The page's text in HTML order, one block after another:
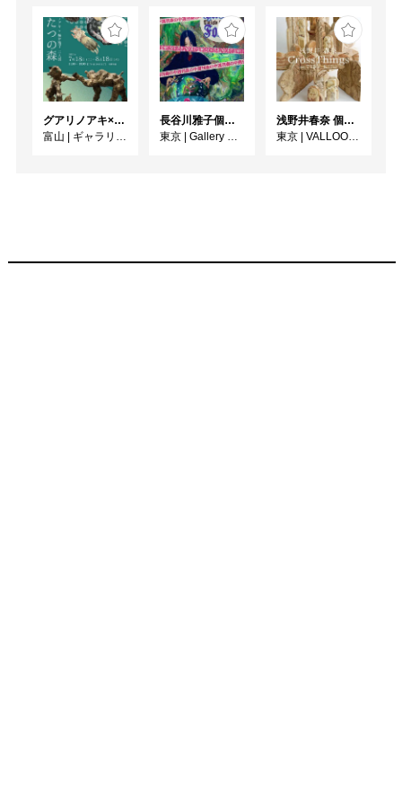
グアリノアキ×桜井裕子 二人展 ふたつの森
富山 | ギャラリー1045 富山
長谷川雅子個展「終わりなき森の美術館」
東京 | Gallery MUMON
浅野井春奈 個展「CrossThings」
東京 | VALLOON STUDIO SHIBUYA